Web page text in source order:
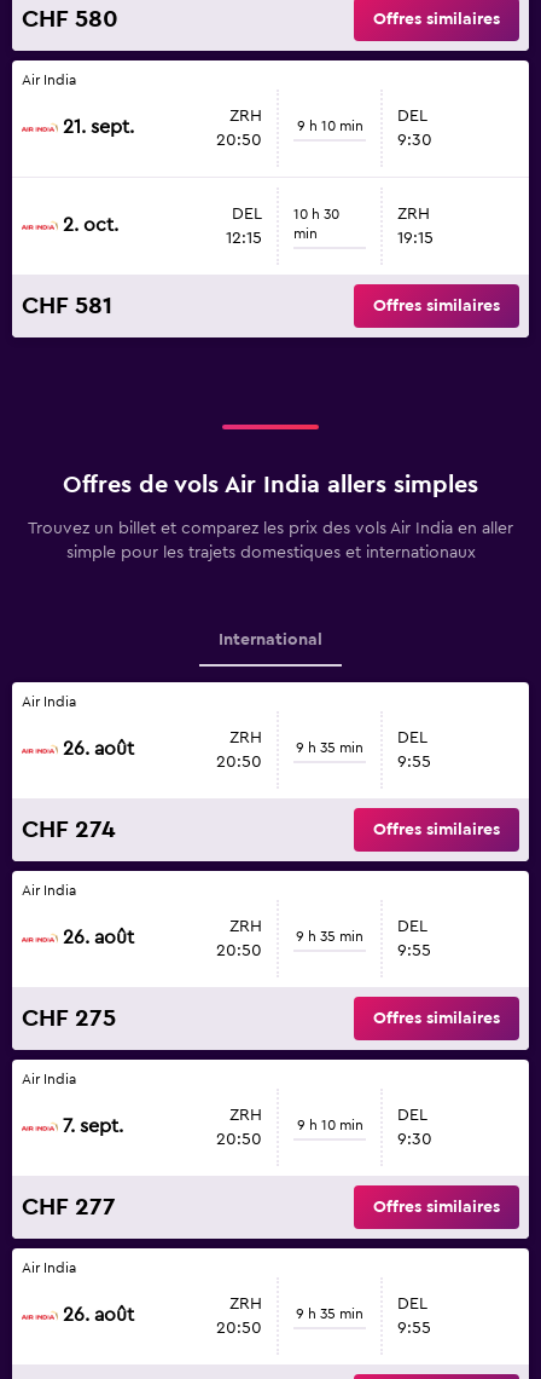
CHF 580 Offres similaires
Air India
21. sept.
ZRH
20:50
9 h 10 min
DEL
9:30
2. oct.
DEL
12:15
10 h 30
min
ZRH
19:15
CHF 581 Offres similaires
Offres de vols Air India allers simples
Trouvez un billet et comparez les prix des vols Air India en aller
simple pour les trajets domestiques et internationaux
International
Air India
26. août
ZRH
20:50
9 h 35 min
DEL
9:55
CHF 274 Offres similaires
Air India
26. août
ZRH
20:50
9 h 35 min
DEL
9:55
CHF 275 Offres similaires
Air India
7. sept.
ZRH
20:50
9 h 10 min
DEL
9:30
CHF 277 Offres similaires
Air India
26. août
ZRH
20:50
9 h 35 min
DEL
9:55